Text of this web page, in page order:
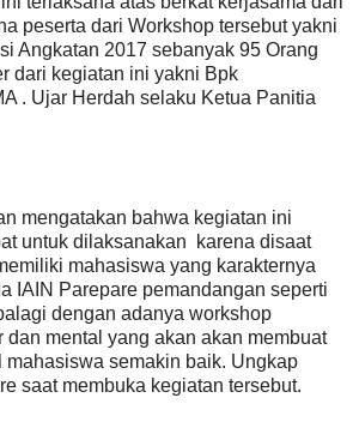
peserta dari Workshop tersebut yakni
Angkatan 2017 sebanyak 95 Orang
dari kegiatan ini yakni Bpk
. Ujar Herdah selaku Ketua Panitia
mengatakan bahwa kegiatan ini
untuk dilaksanakan karena disaat
mahasiswa yang karakternya
IAIN Parepare pemandangan seperti
dengan adanya workshop
dan mental yang akan akan membuat
mahasiswa semakin baik. Ungkap
saat membuka kegiatan tersebut.